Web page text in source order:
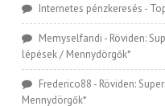
Internetes pénzkeresés -
Memyselfandi - Röviden:
lépések / Mennydörgők*
Frederico88 - Röviden:
Mennydörgők*